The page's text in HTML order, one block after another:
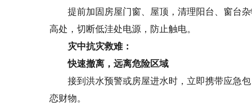
提前加固房屋门窗、屋顶，清理阳台、窗台杂
高处，切断低洼处电源，防止触电。
灾中抗灾救难：
快速撤离，远离危险区域
接到洪水预警或房屋进水时，立即携带应急包
恋财物。